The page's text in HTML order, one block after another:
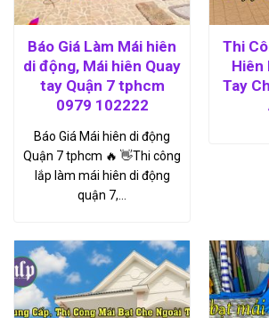
Báo Giá Làm Mái hiên
di động, Mái hiên Quay
tay Quận 7 tphcm
0979 102222
Báo Giá Mái hiên di động
Quận 7 tphcm 🔥 👋Thi công
lắp làm mái hiên di động
quận 7,…
Thi
Hiên
Tay